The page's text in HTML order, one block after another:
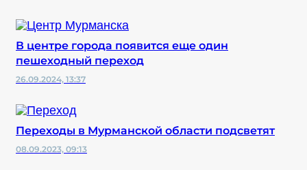
В центре города появится еще один
пешеходный переход
26.09.2024, 13:37
Переходы в Мурманской области подсветят
08.09.2023, 09:13